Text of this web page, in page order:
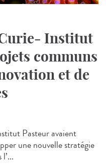
Institut
communs
et de
Pasteur avaient
une nouvelle stratégie